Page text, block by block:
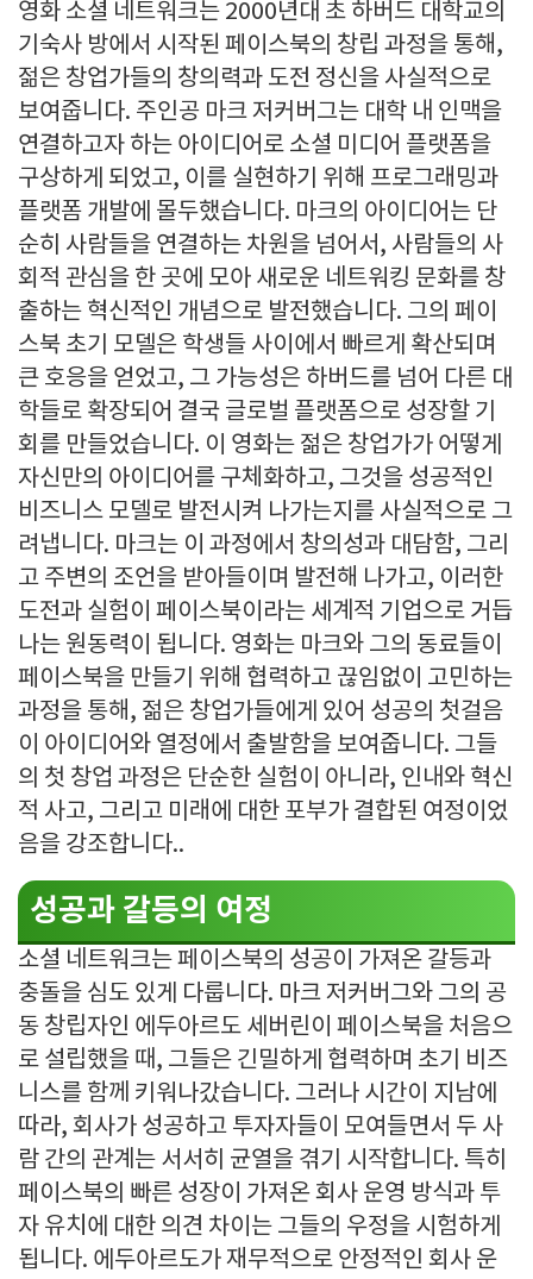
영화 소셜 네트워크는 2000년대 초 하버드 대학교의
기숙사 방에서 시작된 페이스북의 창립 과정을 통해,
젊은 창업가들의 창의력과 도전 정신을 사실적으로
보여줍니다. 주인공 마크 저커버그는 대학 내 인맥을
연결하고자 하는 아이디어로 소셜 미디어 플랫폼을
구상하게 되었고, 이를 실현하기 위해 프로그래밍과
플랫폼 개발에 몰두했습니다. 마크의 아이디어는 단
순히 사람들을 연결하는 차원을 넘어서, 사람들의 사
회적 관심을 한 곳에 모아 새로운 네트워킹 문화를 창
출하는 혁신적인 개념으로 발전했습니다. 그의 페이
스북 초기 모델은 학생들 사이에서 빠르게 확산되며
큰 호응을 얻었고, 그 가능성은 하버드를 넘어 다른 대
학들로 확장되어 결국 글로벌 플랫폼으로 성장할 기
회를 만들었습니다. 이 영화는 젊은 창업가가 어떻게
자신만의 아이디어를 구체화하고, 그것을 성공적인
비즈니스 모델로 발전시켜 나가는지를 사실적으로 그
려냅니다. 마크는 이 과정에서 창의성과 대담함, 그리
고 주변의 조언을 받아들이며 발전해 나가고, 이러한
도전과 실험이 페이스북이라는 세계적 기업으로 거듭
나는 원동력이 됩니다. 영화는 마크와 그의 동료들이
페이스북을 만들기 위해 협력하고 끊임없이 고민하는
과정을 통해, 젊은 창업가들에게 있어 성공의 첫걸음
이 아이디어와 열정에서 출발함을 보여줍니다. 그들
의 첫 창업 과정은 단순한 실험이 아니라, 인내와 혁신
적 사고, 그리고 미래에 대한 포부가 결합된 여정이었
음을 강조합니다..
성공과 갈등의 여정
소셜 네트워크는 페이스북의 성공이 가져온 갈등과
충돌을 심도 있게 다룹니다. 마크 저커버그와 그의 공
동 창립자인 에두아르도 세버린이 페이스북을 처음으
로 설립했을 때, 그들은 긴밀하게 협력하며 초기 비즈
니스를 함께 키워나갔습니다. 그러나 시간이 지남에
따라, 회사가 성공하고 투자자들이 모여들면서 두 사
람 간의 관계는 서서히 균열을 겪기 시작합니다. 특히
페이스북의 빠른 성장이 가져온 회사 운영 방식과 투
자 유치에 대한 의견 차이는 그들의 우정을 시험하게
됩니다. 에두아르도가 재무적으로 안정적인 회사 운